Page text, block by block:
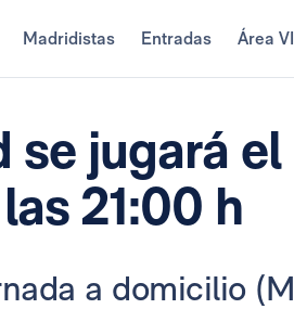
Madridistas Entradas Área
se jugará el
21:00 h
a domicilio